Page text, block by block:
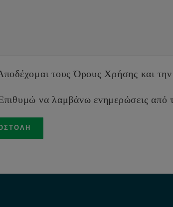
τουςΌρους Χρήσης και την
να λαμβάνω ενημερώσεις από